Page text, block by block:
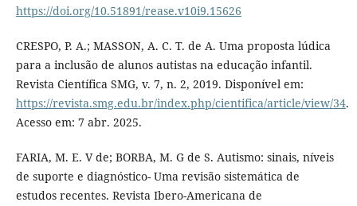
https://doi.org/10.51891/rease.v10i9.15626
CRESPO, P. A.; MASSON, A. C. T. de A. Uma proposta lúdica
para a inclusão de alunos autistas na educação infantil.
Revista Científica SMG, v. 7, n. 2, 2019. Disponível em:
https://revista.smg.edu.br/index.php/cientifica/article/view/34.
Acesso em: 7 abr. 2025.
FARIA, M. E. V de; BORBA, M. G de S. Autismo: sinais, níveis
de suporte e diagnóstico- Uma revisão sistemática de
estudos recentes. Revista Ibero-Americana de